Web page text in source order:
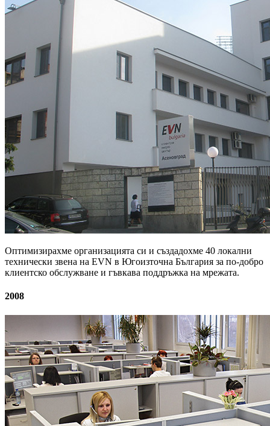
Оптимизирахме организацията си и създадохме 40 локални
технически звена на EVN в Югоизточна България за по-добро
клиентско обслужване и гъвкава поддръжка на мрежата.
2008